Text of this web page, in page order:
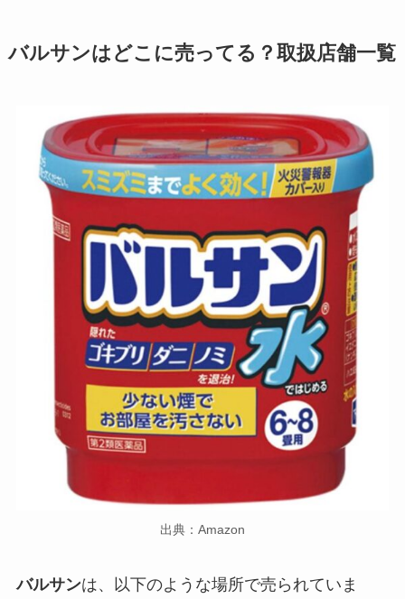
バルサンはどこに売ってる？取扱店舗一覧
出典：Amazon
バルサンは、以下のような場所で売られていま